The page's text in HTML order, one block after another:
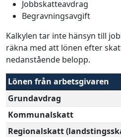
Jobbskatteavdrag
Begravningsavgift
Kalkylen tar inte hänsyn till
räkna med att lönen efter
nedanstående belopp.
Lönen från arbetsgivaren
Grundavdrag
Kommunalskatt
Regionalskatt